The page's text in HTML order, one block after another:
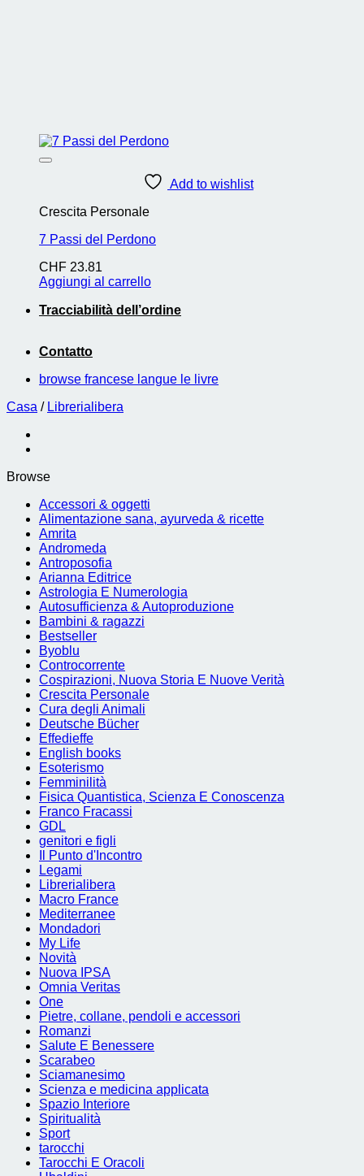
Add to wishlist
Crescita Personale
7 Passi del Perdono
CHF 23.81
Aggiungi al carrello
Tracciabilità dell’ordine
Contatto
browse francese langue le livre
Casa / Librerialibera
Browse
Accessori & oggetti
Alimentazione sana, ayurveda & ricette
Amrita
Andromeda
Antroposofia
Arianna Editrice
Astrologia E Numerologia
Autosufficienza & Autoproduzione
Bambini & ragazzi
Bestseller
Byoblu
Controcorrente
Cospirazioni, Nuova Storia E Nuove Verità
Crescita Personale
Cura degli Animali
Deutsche Bücher
Effedieffe
English books
Esoterismo
Femminilità
Fisica Quantistica, Scienza E Conoscenza
Franco Fracassi
GDL
genitori e figli
Il Punto d'Incontro
Legami
Librerialibera
Macro France
Mediterranee
Mondadori
My Life
Novità
Nuova IPSA
Omnia Veritas
One
Pietre, collane, pendoli e accessori
Romanzi
Salute E Benessere
Scarabeo
Sciamanesimo
Scienza e medicina applicata
Spazio Interiore
Spiritualità
Sport
tarocchi
Tarocchi E Oracoli